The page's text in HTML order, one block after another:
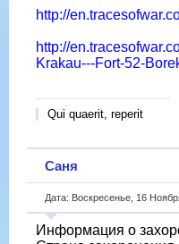
http://
http://
Krakau---Fort-52-
Qui quaerit, reperit
Саня
Дата: Воскресенье, 16
Информация о